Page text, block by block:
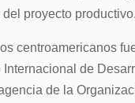
proyecto productivo.
centroamericanos
Internacional de
de la